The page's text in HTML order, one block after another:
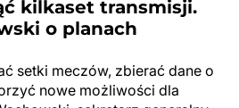
kilkaset transmisji.
o planach
setki meczów, zbierać dane o
nowe możliwości dla